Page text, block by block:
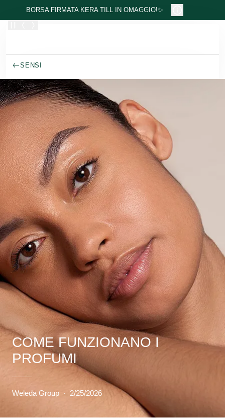
Passa al contenuto principale
BORSA FIRMATA KERA TILL IN OMAGGIO!✨
SENSI
COME FUNZIONANO I
PROFUMI
Weleda Group · 2/25/2026